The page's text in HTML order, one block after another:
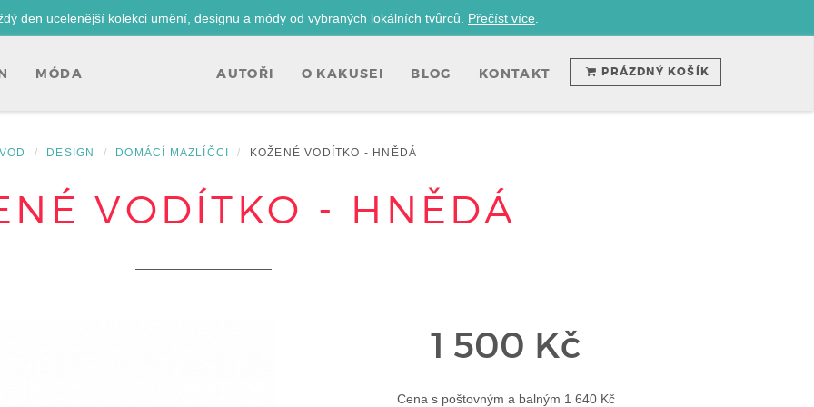
den ucelenější kolekci umění, designu a módy od vybraných lokálních tvůrců. Přečíst více
MÓDA PRÁZDNÝ KOŠÍK
AUTOŘI O KAKUSEI BLOG KONTAKT
DESIGN DOMÁCÍ MAZLÍČCI KOŽENÉ VODÍTKO - HNĚDÁ
VODÍTKO - HNĚDÁ
1 500 Kč
Cena s poštovným a balným 1 640 Kč